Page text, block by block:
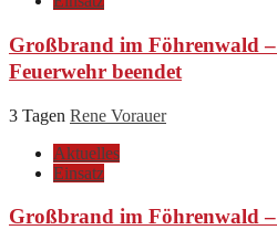
Großbrand im Föhrenwald
Feuerwehr beendet
3 Tagen Rene Vorauer
Aktuelles
Einsatz
Großbrand im Föhrenwald